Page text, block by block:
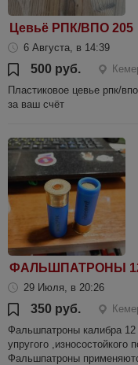
Цевьё РПК/ВПО 205
6 Августа, в 14:39
500 руб.
Пластиковое цевье рпк/
за ваш счёт
ФАЛЬШПАТРОНЫ
29 Июля, в 20:26
350 руб.
Фальшпaтрoны калибра
упругого ,износостойкого
Фальшпатроны